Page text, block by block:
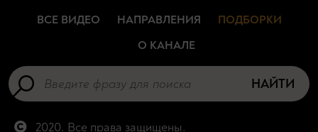
ВСЕ ВИДЕО НАПРАВЛЕНИЯ
ПОДБОРКИ
О КАНАЛЕ
НАЙТИ
2020. Все права защищены.